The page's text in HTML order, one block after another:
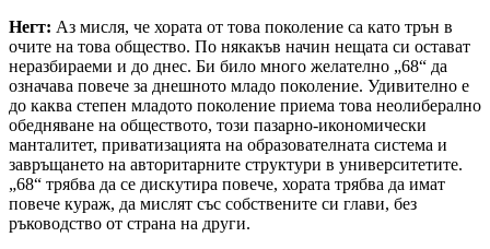
Негт: Аз мисля, че хората от това поколение са като трън в
очите на това общество. По някакъв начин нещата си остават
неразбираеми и до днес. Би било много желателно „68“ да
означава повече за днешното младо поколение. Удивително е
до каква степен младото поколение приема това неолиберално
обедняване на обществото, този пазарно-икономически
манталитет, приватизацията на образователната система и
завръщането на авторитарните структури в университетите.
„68“ трябва да се дискутира повече, хората трябва да имат
повече кураж, да мислят със собствените си глави, без
ръководство от страна на други.